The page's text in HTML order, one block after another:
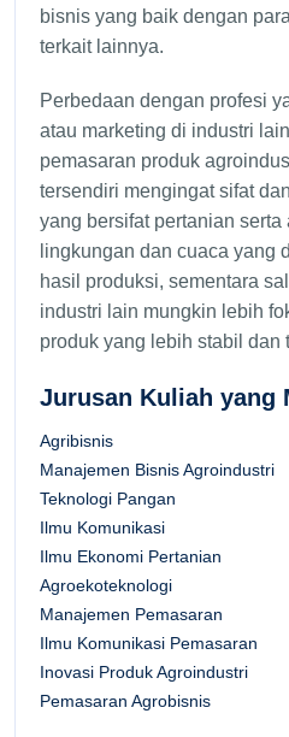
bisnis yang baik dengan
terkait lainnya.
Perbedaan dengan profesi
atau marketing di industri
pemasaran produk
tersendiri mengingat sifat
yang bersifat pertanian serta
lingkungan dan cuaca yang
hasil produksi, sementara
industri lain mungkin lebih
produk yang lebih stabil dan
Jurusan Kuliah yang
Agribisnis
Manajemen Bisnis Agroindustri
Teknologi Pangan
Ilmu Komunikasi
Ilmu Ekonomi Pertanian
Agroekoteknologi
Manajemen Pemasaran
Ilmu Komunikasi Pemasaran
Inovasi Produk Agroindustri
Pemasaran Agrobisnis